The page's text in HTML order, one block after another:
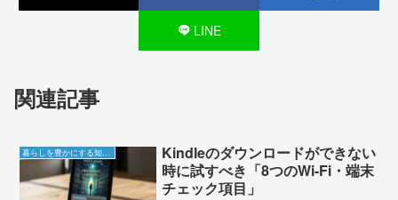
LINE
関連記事
暮らしを豊かにする知恵袋
Kindleのダウンロードができない
時に試すべき「8つのWi-Fi・端末
チェック項目」